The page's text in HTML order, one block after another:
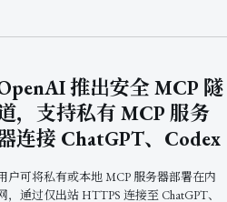
推出安全 MCP 隧
，支持私有 MCP 服务
连接 ChatGPT、Codex
户可将私有或本地 MCP 服务器部署在内
，通过仅出站 HTTPS 连接至 ChatGPT、